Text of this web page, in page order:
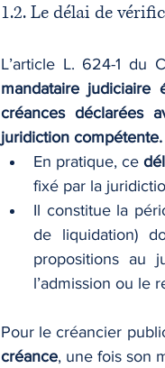
1.2. Le délai de
L’article L. 624-1 du
mandataire judiciaire
créances déclarées
juridiction compétente.
En pratique, ce
fixé par la
Il constitue la
de liquidation)
propositions au
l’admission ou le
Pour le créancier
créance, une fois son